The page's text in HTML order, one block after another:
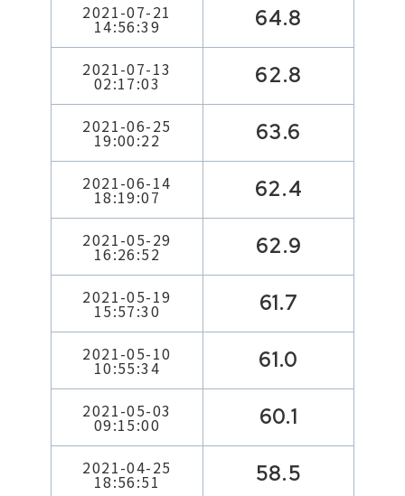
2021-07-21
14:56:39 64.8
2021-07-13
02:17:03 62.8
2021-06-25
19:00:22 63.6
2021-06-14
18:19:07 62.4
2021-05-29
16:26:52 62.9
2021-05-19
15:57:30 61.7
2021-05-10
10:55:34 61.0
2021-05-03
09:15:00 60.1
2021-04-25
18:56:51 58.5